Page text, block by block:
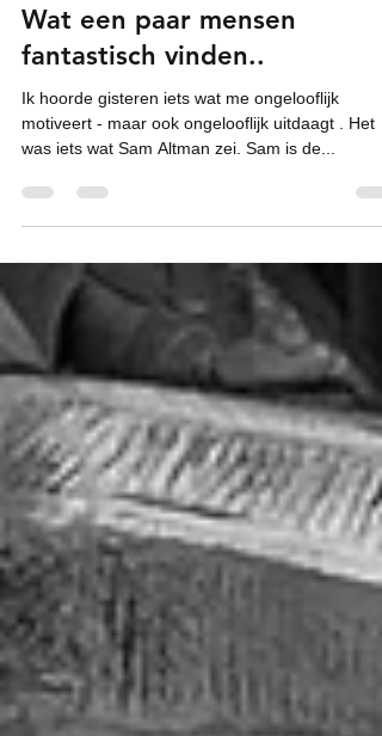
26 jan 2016
1 minuten om te lezen
Wat een paar mensen
fantastisch vinden..
Ik hoorde gisteren iets wat me ongelooflijk
was iets wat Sam Altman zei. Sam is de...